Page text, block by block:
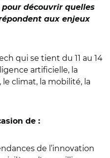
pour découvrir quelles
aux enjeux
qui se tient du 11 au 14
artificielle, la
climat, la mobilité, la
de :
de l’innovation